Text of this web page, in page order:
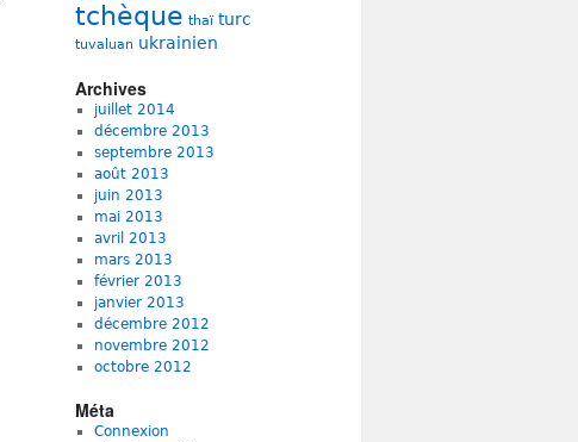
tchèque thaï turc
tuvaluan ukrainien
Archives
juillet 2014
décembre 2013
septembre 2013
août 2013
juin 2013
mai 2013
avril 2013
mars 2013
février 2013
janvier 2013
décembre 2012
novembre 2012
octobre 2012
Méta
Connexion